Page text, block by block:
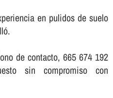
en pulidos de suelo
de contacto, 665 674 192
sin compromiso con